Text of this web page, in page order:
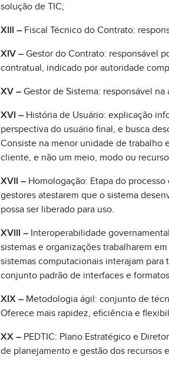
solução de TIC;
XIII –Fiscal Técnico do Contrato:
XIV –Gestor do Contrato: responsável
contratual, indicado por autoridade
XV –Gestor de Sistema: responsável na
XVI –História de Usuário: explicação
perspectiva do usuário final, e busca
Consiste na menor unidade de trabalho
cliente, e não um meio, modo ou
XVII –Homologação: Etapa do processo
gestores atestarem que o sistema
possa ser liberado para uso.
XVIII –Interoperabilidade
sistemas e organizações trabalharem
sistemas computacionais interajam
conjunto padrão de interfaces e
XIX –Metodologia ágil: conjunto de
Oferece mais rapidez, eficiência e
XX – PEDTIC: Plano Estratégico e
de planejamento e gestão dos recursos